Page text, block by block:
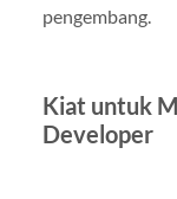
pengembang.
Kiat untuk
Developer